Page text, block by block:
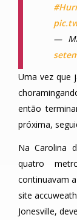
—
Uma vez que
então
próxima,
Na Carolina
quatro
continuavam
site
Jonesville,